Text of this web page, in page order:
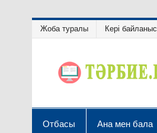
Жоба туралы Кері байланыс
Отбасы Ана мен бала